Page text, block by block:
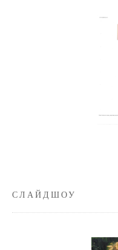
СЛАЙДШОУ